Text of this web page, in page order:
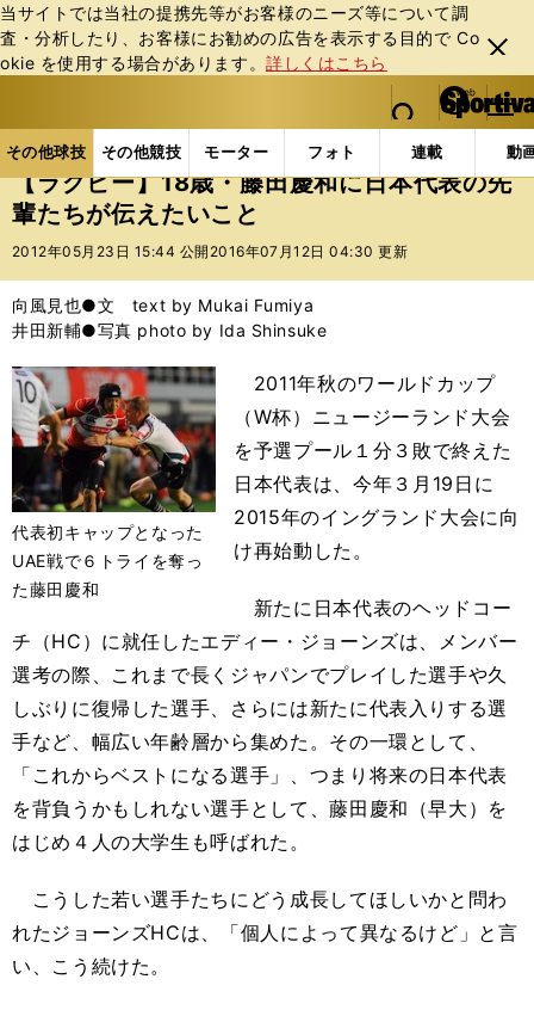
当サイトでは当社の提携先等がお客様のニーズ等について調
査・分析したり、お客様にお勧めの広告を表⽰する⽬的で Co
okie を使⽤する場合があります。詳しくはこちら
閉じ
る
web Sportiva (webスポルティーバ)
検索
マイペ
ー
ジ
メニュ
その他球技 その他競技 モーター フォト 連載 動
ス
ポ
ル
バ
その他球技の記事一覧 ラグビー 【ラグビー】18歳
【ラグビー】18歳・藤田慶和に日本代表の先
輩たちが伝えたいこと
2012年05月23日 15:44 公開 2016年07月12日 04:30 更新
向風見也●文 text by Mukai Fumiya
井田新輔●写真 photo by Ida Shinsuke
代表初キャップとなった
UAE戦で６トライを奪っ
た藤田慶和
2011年秋のワールドカップ
（W杯）ニュージーランド大会
を予選プール１分３敗で終えた
日本代表は、今年３月19日に
2015年のイングランド大会に向
け再始動した。
新たに日本代表のヘッドコー
チ（HC）に就任したエディー・ジョーンズは、メンバー
選考の際、これまで長くジャパンでプレイした選手や久
しぶりに復帰した選手、さらには新たに代表入りする選
手など、幅広い年齢層から集めた。その一環として、
「これからベストになる選手」、つまり将来の日本代表
を背負うかもしれない選手として、藤田慶和（早大）を
はじめ４人の大学生も呼ばれた。
こうした若い選手たちにどう成長してほしいかと問わ
れたジョーンズHCは、「個人によって異なるけど」と言
い、こう続けた。